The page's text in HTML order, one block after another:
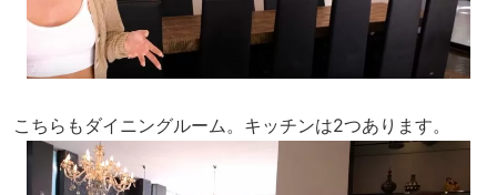
こちらもダイニングルーム。キッチンは2つあります。